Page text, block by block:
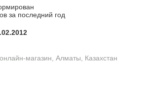
за последний год
магазин, Алматы, Казахстан